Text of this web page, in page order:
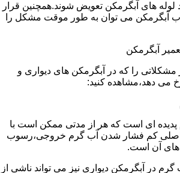
لوله های آبگرمکن تعویض شوند.همچنین قرار
آبگرمکن می توان به طور موقت مشکل را
آبگرمکن
مشکلاتی را که در آبگرمکن های دیواری و
می دهد،مشاهده کنید:
ای است که هر از مدتی ممکن است با
اصلی کم فشار شدن آب گرم خروجی،رسوب
های آن است.
در آبگرمکن دیواری نیز می تواند ناشی از